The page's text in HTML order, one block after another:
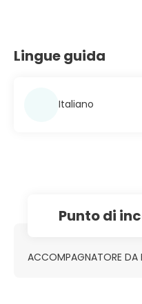
Lingue guida
Italiano
Punto di
ACCOMPAGNATORE DA